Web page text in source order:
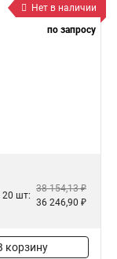
Нет в наличии
по запросу
20 шт:
38 154,13 ₽
36 246,90 ₽
корзину